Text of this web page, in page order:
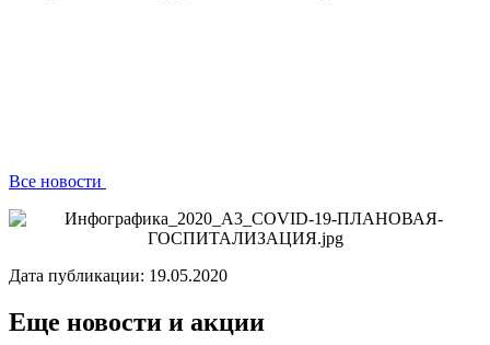
Все новости
Дата публикации: 19.05.2020
Еще новости и акции